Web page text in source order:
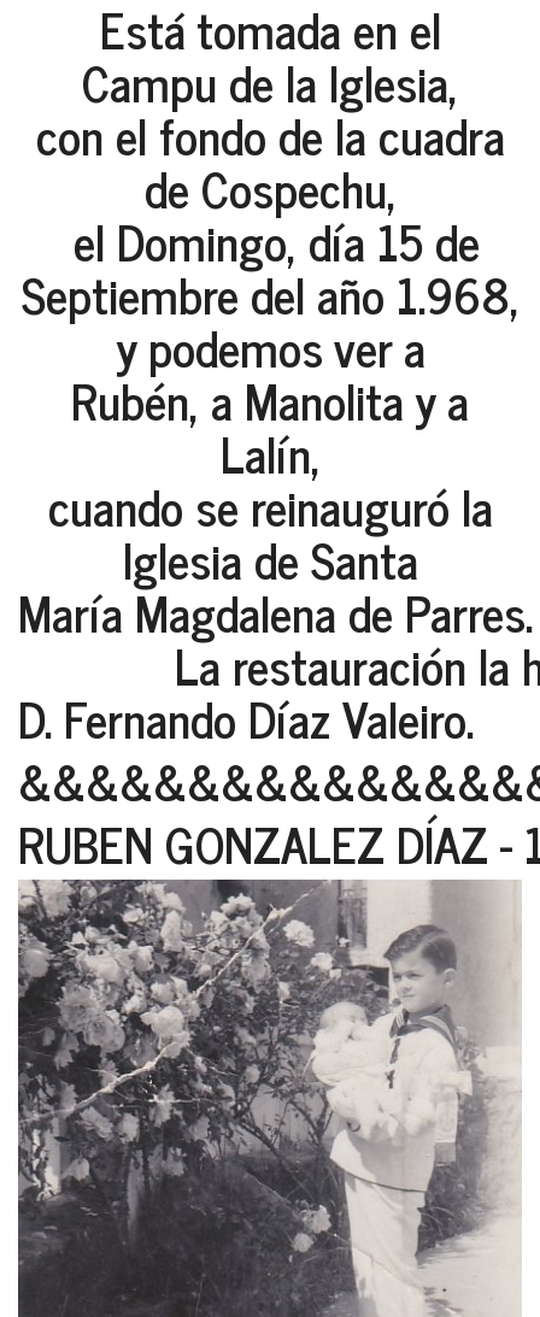
Está tomada en el
Campu de la Iglesia,
con el fondo de la cuadra
de Cospechu,
el Domingo, día 15 de
Septiembre del año 1.968,
y podemos ver a
Rubén, a Manolita y a
Lalín,
cuando se reinauguró la
Iglesia de Santa
María Magdalena de Parres.
La restauración la
D. Fernando Díaz Valeiro.
RUBEN GONZALEZ DÍAZ